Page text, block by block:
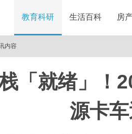
教育科研 生活百科 房
内容
「就绪」！
源卡